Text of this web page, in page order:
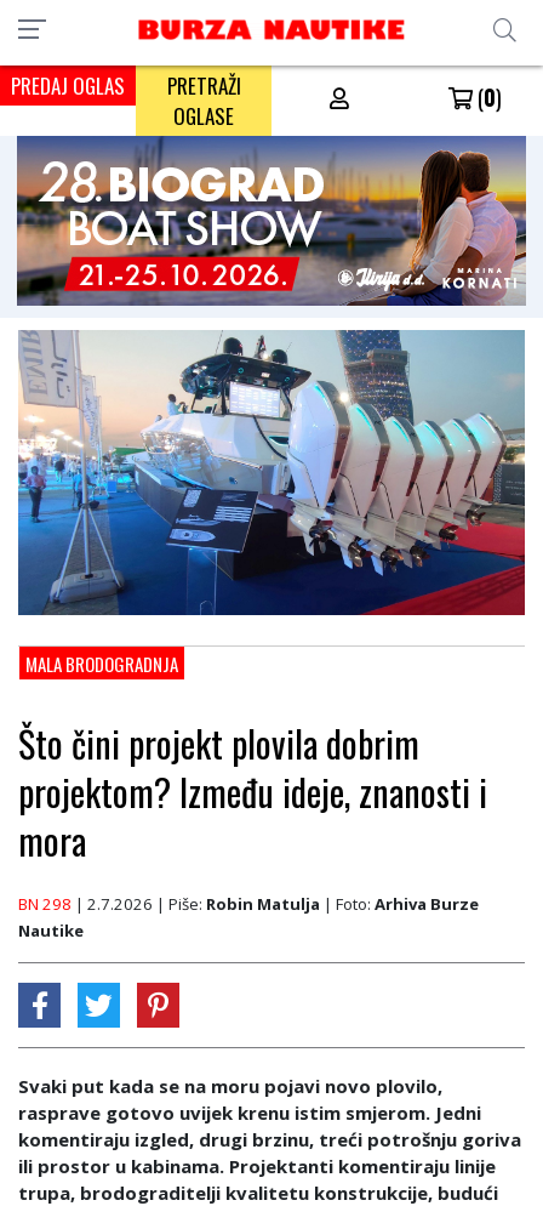
PREDAJ OGLAS
PRETRAŽI
OGLASE
(0)
MALA BRODOGRADNJA
Što čini projekt plovila dobrim
projektom? Između ideje, znanosti i
mora
BN 298 | 2.7.2026 | Piše: Robin Matulja | Foto: Arhiva Burze
Nautike
Svaki put kada se na moru pojavi novo plovilo,
rasprave gotovo uvijek krenu istim smjerom. Jedni
komentiraju izgled, drugi brzinu, treći potrošnju goriva
ili prostor u kabinama. Projektanti komentiraju linije
trupa, brodograditelji kvalitetu konstrukcije, budući